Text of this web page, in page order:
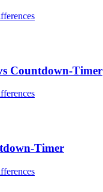
Countdown-Timer
Timer